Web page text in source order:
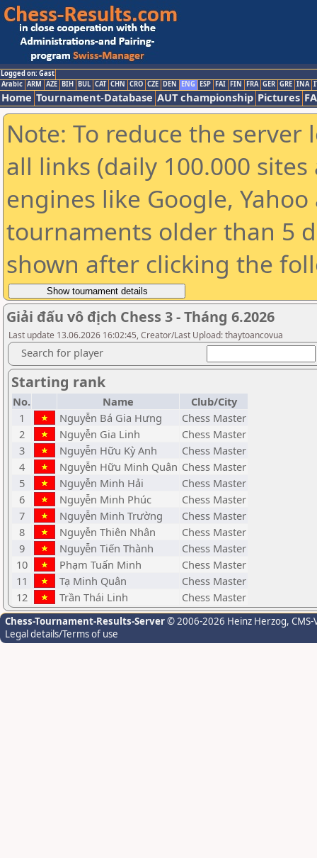
Logged on: Gast
Arabic ARM AZE BIH BUL CAT CHN CRO CZE DEN ENG ESP FAI FIN FRA GER GRE INA
Home Tournament-Database AUT championship Pictures
Note: To reduce the
all links (daily 100.000
engines like Google,
tournaments older than 5
shown after clicking the
Giải đấu vô địch Chess 3 - Tháng 6.2026
Last update 13.06.2026 16:02:45, Creator/Last Upload: thaytoancovua
Search for player
Starting rank
No. Name
Club/City
1
Nguyễn Bá Gia Hưng
Chess Master
2
Nguyễn Gia Linh
Chess Master
3
Nguyễn Hữu Kỳ Anh
Chess Master
4
Nguyễn Hữu Minh Quân Chess Master
5
Nguyễn Minh Hải
Chess Master
6
Nguyễn Minh Phúc
Chess Master
7
Nguyễn Minh Trường
Chess Master
8
Nguyễn Thiên Nhân
Chess Master
9
Nguyễn Tiến Thành
Chess Master
10
Phạm Tuấn Minh
Chess Master
11
Tạ Minh Quân
Chess Master
12
Trần Thái Linh Chess Master
Chess-Tournament-Results-Server© 2006-2026 Heinz Herzog,
Legal details/Terms of use